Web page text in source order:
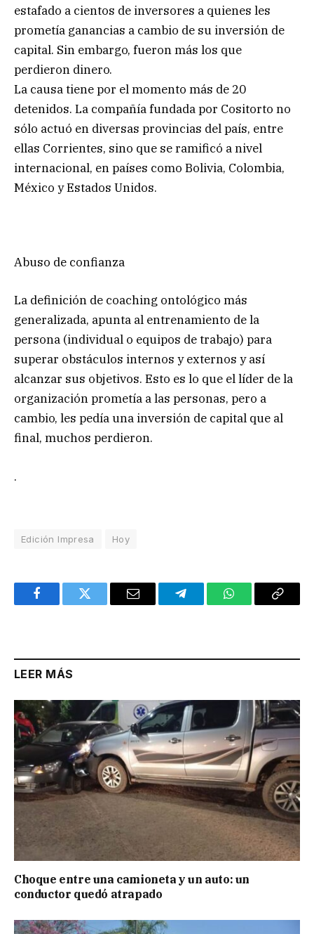
estafado a cientos de inversores a quienes les
prometía ganancias a cambio de su inversión de
capital. Sin embargo, fueron más los que
perdieron dinero.
La causa tiene por el momento más de 20
detenidos. La compañía fundada por Cositorto no
sólo actuó en diversas provincias del país, entre
ellas Corrientes, sino que se ramificó a nivel
internacional, en países como Bolivia, Colombia,
México y Estados Unidos.
Abuso de confianza
La definición de coaching ontológico más
generalizada, apunta al entrenamiento de la
persona (individual o equipos de trabajo) para
superar obstáculos internos y externos y así
alcanzar sus objetivos. Esto es lo que el líder de la
organización prometía a las personas, pero a
cambio, les pedía una inversión de capital que al
final, muchos perdieron.
.
Edición Impresa Hoy
FacebookTwitter Email TelegramWhatsAppCopy
LEER MÁS
Choque entre una camioneta y un auto: un
conductor quedó atrapado